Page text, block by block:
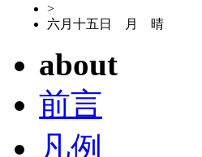
>
六月十五日 月 晴
about
前言
凡例